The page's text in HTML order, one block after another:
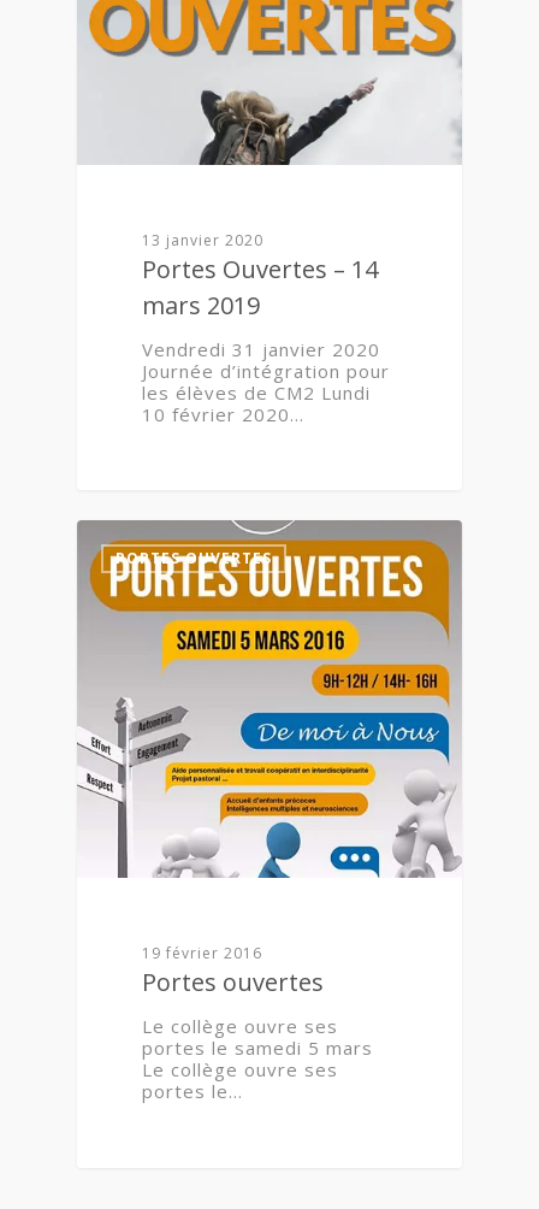
13 janvier 2020
Portes Ouvertes – 14
mars 2019
Vendredi 31 janvier 2020
Journée d’intégration pour
les élèves de CM2 Lundi
10 février 2020…
PORTES OUVERTES
19 février 2016
Portes ouvertes
Le collège ouvre ses
portes le samedi 5 mars
Le collège ouvre ses
portes le…
0